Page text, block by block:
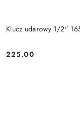
Klucz udarowy 1/2"
Cena:
225.00